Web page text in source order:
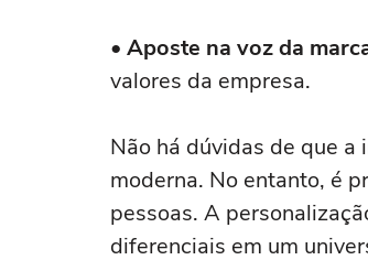
• Aposte na voz da
valores da empresa.
Não há dúvidas de que
moderna. No entanto, é
pessoas. A
diferenciais em um